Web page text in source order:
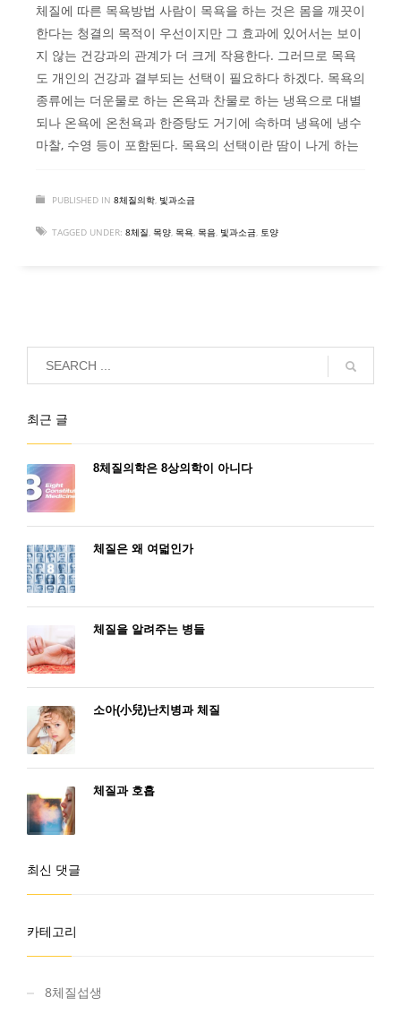
체질에 따른 목욕방법 사람이 목욕을 하는 것은 몸을 깨끗이
한다는 청결의 목적이 우선이지만 그 효과에 있어서는 보이
지 않는 건강과의 관계가 더 크게 작용한다. 그러므로 목욕
도 개인의 건강과 결부되는 선택이 필요하다 하겠다. 목욕의
종류에는 더운물로 하는 온욕과 찬물로 하는 냉욕으로 대별
되나 온욕에 온천욕과 한증탕도 거기에 속하며 냉욕에 냉수
마찰, 수영 등이 포함된다. 목욕의 선택이란 땀이 나게 하는
PUBLISHED IN 8체질의학 빛과소금
TAGGED UNDER: 8체질 목양 목욕 목음 빛과소금 토양
최근 글
8체질의학은 8상의학이 아니다
체질은 왜 여덟인가
체질을 알려주는 병들
소아(小兒)난치병과 체질
체질과 호흡
최신 댓글
카테고리
8체질섭생